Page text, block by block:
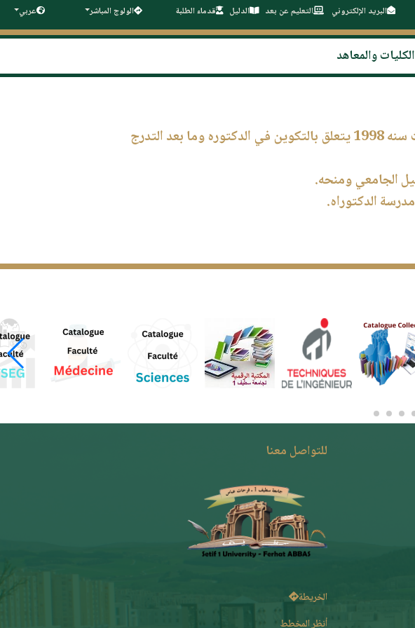
البريد الإلكتروني التعليم عن بعد الدليل قدماء الطلبة الولوج المباشر عربي
الكليات والمعاهد
مرسوم تنفيذي رقم 98 254- مؤرخ في 24 ربيع الثاني عام 1419 الموافق 17 غشت سنه 1998 يتعلق بالتكوين في الدكتوره وما بعد التدرج
للتواصل معنا
الخريطة